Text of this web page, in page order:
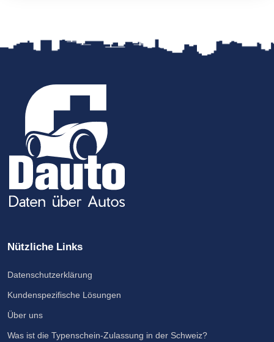
Nützliche Links
Datenschutzerklärung
Kundenspezifische Lösungen
Über uns
Was ist die Typenschein-Zulassung in der Schweiz?